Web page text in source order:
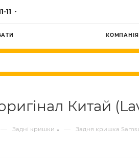
11
КОМПАНІЯ
Китай
— Задні кришки — Задня кришка